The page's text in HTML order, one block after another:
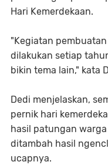
Hari Kemerdekaan.
"Kegiatan
dilakukan setiap
bikin tema lain," kata
Dedi menjelaskan,
pernik hari
hasil patungan
ditambah hasil
ucapnya.